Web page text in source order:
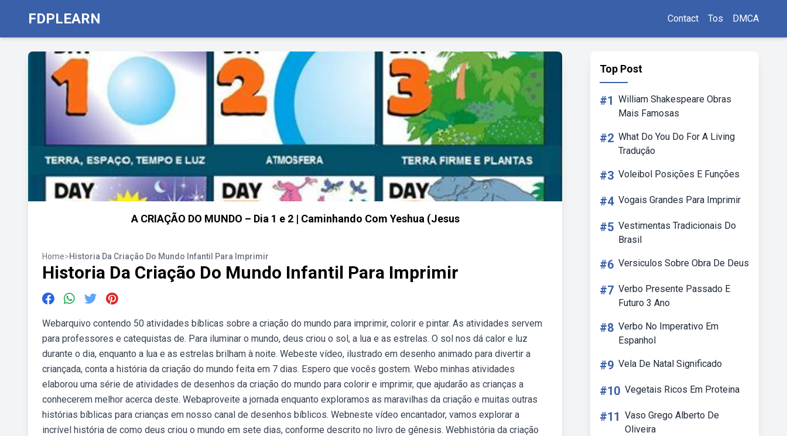
FDPLEARN Contact Tos DMCA
A CRIAÇÃO DO MUNDO – Dia 1 e 2 | Caminhando Com Yeshua (Jesus
Home>Historia Da Criação Do Mundo Infantil Para Imprimir
Historia Da Criação Do Mundo Infantil Para Imprimir
Webarquivo contendo 50 atividades bíblicas sobre a criação do mundo para imprimir, colorir e pintar. As atividades servem
para professores e catequistas de. Para iluminar o mundo, deus criou o sol, a lua e as estrelas. O sol nos dá calor e luz
durante o dia, enquanto a lua e as estrelas brilham à noite. Webeste vídeo, ilustrado em desenho animado para divertir a
criançada, conta a história da criação do mundo feita em 7 dias. Espero que vocês gostem. Webo minhas atividades
elaborou uma série de atividades de desenhos da criação do mundo para colorir e imprimir, que ajudarão as crianças a
conhecerem melhor acerca deste. Webaproveite a jornada enquanto exploramos as maravilhas da criação e muitas outras
histórias bíblicas para crianças em nosso canal de desenhos bíblicos. Webneste vídeo encantador, vamos explorar a
incrível história de como deus criou o mundo em sete dias, conforme descrito no livro de gênesis. Webhistória da criação
Top Post
#1 William Shakespeare Obras
Mais Famosas
#2 What Do You Do For A Living
Tradução
#3 Voleibol Posições E Funções
#4 Vogais Grandes Para Imprimir
#5 Vestimentas Tradicionais Do
Brasil
#6 Versiculos Sobre Obra De Deus
#7 Verbo Presente Passado E
Futuro 3 Ano
#8 Verbo No Imperativo Em
Espanhol
#9 Vela De Natal Significado
#10 Vegetais Ricos Em Proteina
#11 Vaso Grego Alberto De
Oliveira